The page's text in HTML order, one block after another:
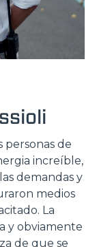
personas de
increíble,
demandas y
medios
La
y obviamente
de que se